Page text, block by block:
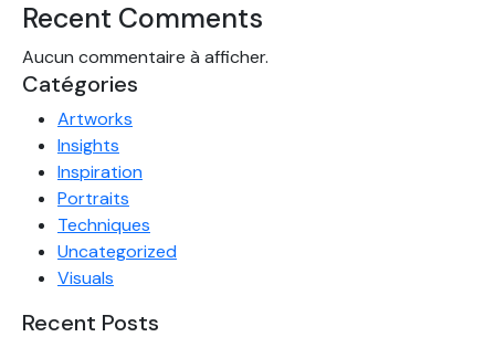
Recent Comments
Aucun commentaire à afficher.
Catégories
Artworks
Insights
Inspiration
Portraits
Techniques
Uncategorized
Visuals
Recent Posts